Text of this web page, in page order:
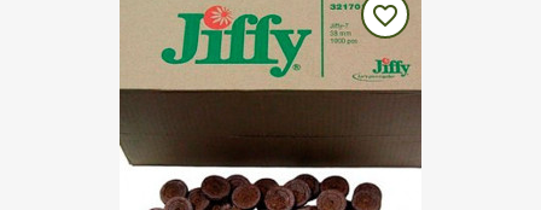
favorite_border